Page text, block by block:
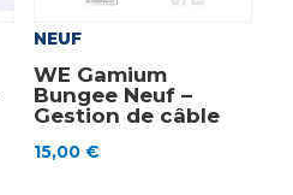
NEUF
WE Gamium
Bungee Neuf –
Gestion de câble
15,00 €